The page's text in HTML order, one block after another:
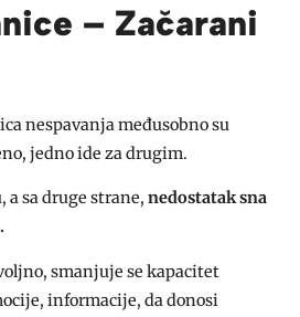
– Začarani
nespavanja međusobno su
jedno ide za drugim.
a sa druge strane, nedostatak sna
smanjuje se kapacitet
informacije, da donosi